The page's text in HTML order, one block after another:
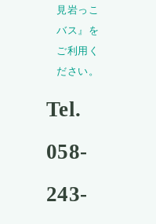
見岩っこ
バス』を
ご利用く
ださい。
Tel.
058-
243-